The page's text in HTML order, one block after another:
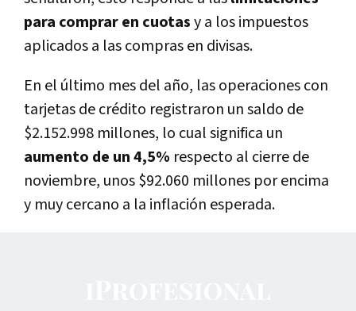
para comprar en cuotasy a los impuestos
aplicados a las compras en divisas.
En el último mes del año, las operaciones con
tarjetas de crédito registraron un saldo de
$2.152.998 millones, lo cual significa un
aumento de un 4,5% respecto al cierre de
noviembre, unos $92.060 millones por encima
y muy cercano a la inflación esperada.